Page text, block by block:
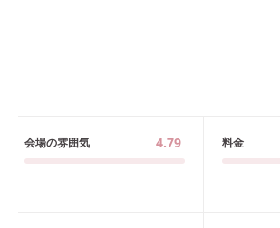
会場の雰囲気 4.79 料金